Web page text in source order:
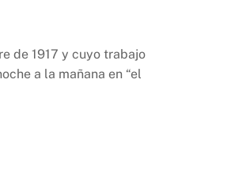
de 1917 y cuyo trabajo
a la mañana en “el